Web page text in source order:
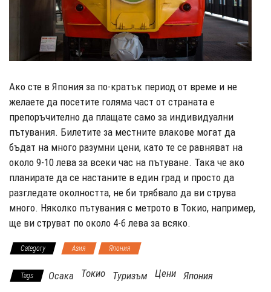
Ако сте в Япония за по-кратък период от време и не
желаете да посетите голяма част от страната е
препоръчително да плащате само за индивидуални
пътувания. Билетите за местните влакове могат да
бъдат на много разумни цени, като те се равняват на
около 9-10 лева за всеки час на пътуване. Така че ако
планирате да се настаните в един град и просто да
разгледате околността, не би трябвало да ви струва
много. Няколко пътувания с метрото в Токио, например,
ще ви струват по около 4-6 лева за всяко.
Category Азия Япония
Tags Осака Токио Туризъм Цени Япония